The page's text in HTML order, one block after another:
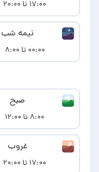
۱۷:۰۰ تا ۲۰:۰۰
نیمه شب
۰۰:۰۰ تا ۸:۰۰
صبح
۸:۰۰ تا ۱۲:۰۰
غروب
۱۷:۰۰ تا ۲۰:۰۰